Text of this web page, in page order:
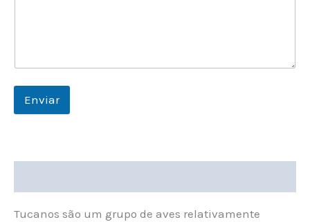
Enviar
Tucanos são um grupo de aves relativamente